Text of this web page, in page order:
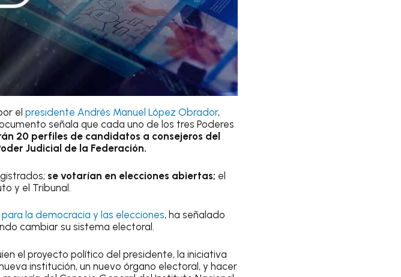
el presidente Andrés Manuel López Obrador,
señala que cada uno de los tres Poderes
20 perfiles de candidatos a consejeros del
Judicial de la Federación.
se votarían en elecciones abiertas; el
y el Tribunal.
la democracia y las elecciones, ha señalado
cambiar su sistema electoral.
el proyecto político del presidente, la iniciativa
institución, un nuevo órgano electoral, y hacer